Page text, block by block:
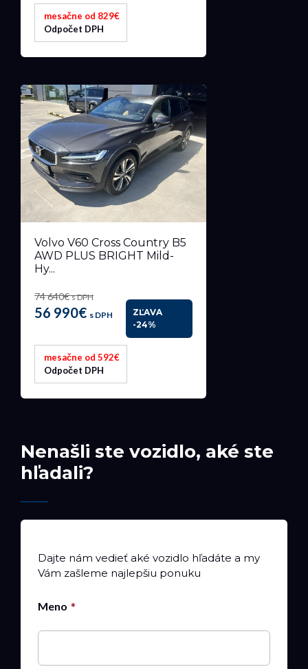
mesačne od 829€
Odpočet DPH
Volvo V60 Cross Country B5
AWD PLUS BRIGHT Mild-
Hy...
74 640€s DPH
56 990€ s DPH
ZĽAVA
-24%
mesačne od 592€
Odpočet DPH
Nenašli ste vozidlo, aké ste
hľadali?
Dajte nám vedieť aké vozidlo hľadáte a my
Vám zašleme najlepšiu ponuku
Meno